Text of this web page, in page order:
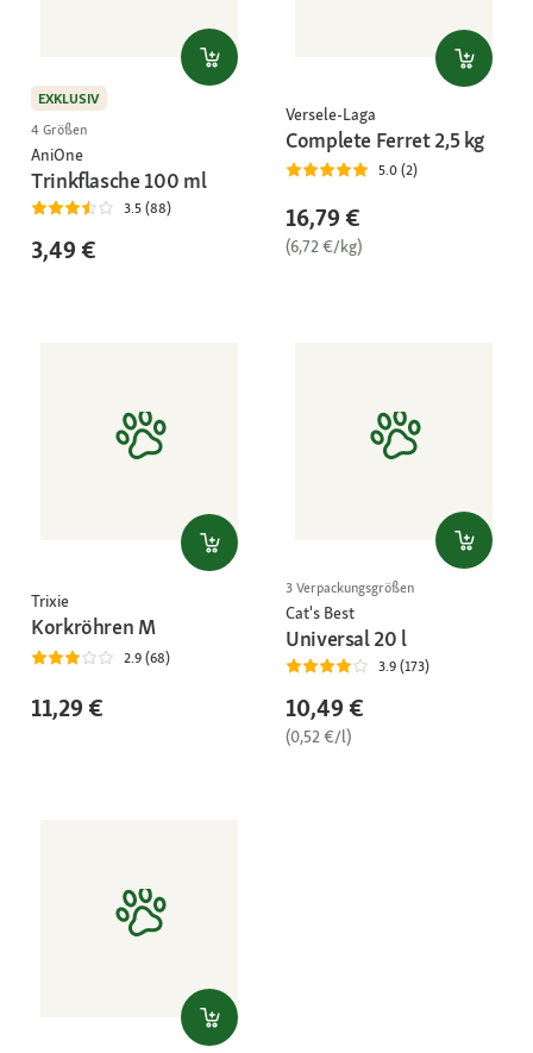
EXKLUSIV
4 Größen
AniOne
Trinkflasche 100 ml
3.5 (88)
3,49 €
Versele-Laga
Complete Ferret 2,5 kg
5.0 (2)
16,79 €
(6,72 €/kg)
Trixie
Korkröhren M
2.9 (68)
11,29 €
3 Verpackungsgrößen
Cat's Best
Universal 20 l
3.9 (173)
10,49 €
(0,52 €/l)